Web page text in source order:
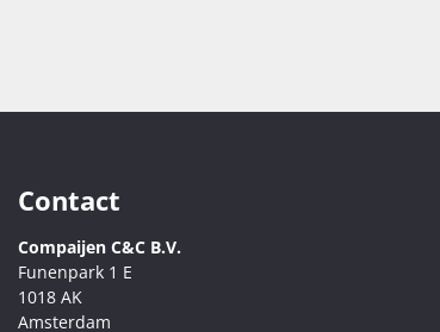
Contact
Compaijen C&C B.V.
Funenpark 1 E
1018 AK
Amsterdam